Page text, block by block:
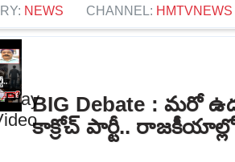
NEWS CHANNEL: HMTVNEWS
BIG Debate : మరో
కాక్రోచ్ పార్టీ..